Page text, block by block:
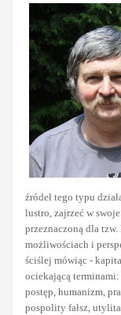
źródeł tego typu
lustro, zajrzeć w
przeznaczoną dla
możliwościach i
ściślej mówiąc -
ociekającą
postęp, humanizm,
pospolity fałsz,